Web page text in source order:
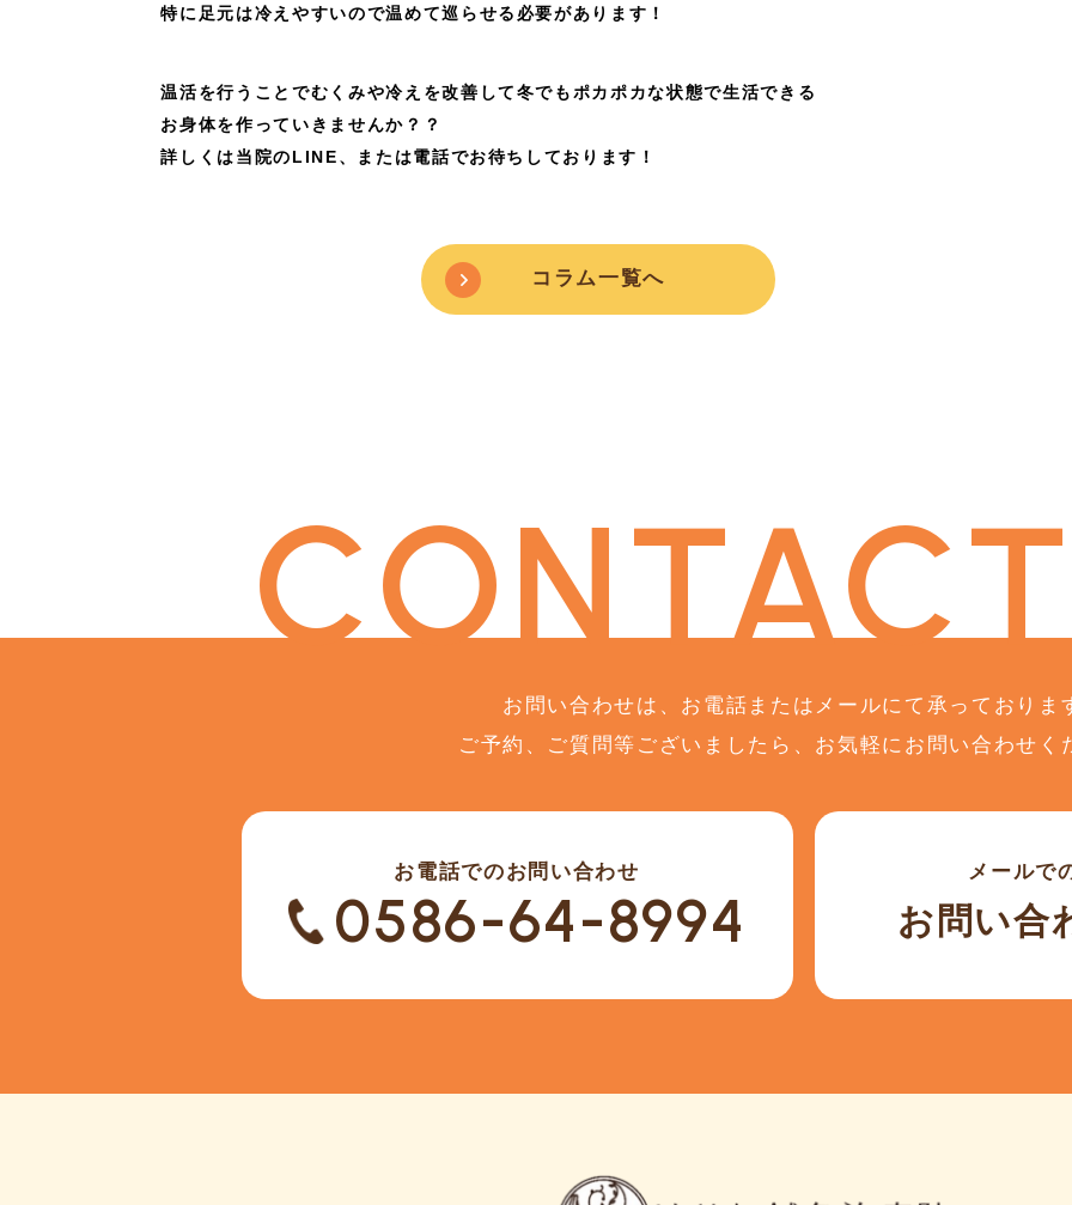
特に足元は冷えやすいので温めて巡らせる必要があります！
温活を行うことでむくみや冷えを改善して冬でもポカポカな状態で生活できる
お身体を作っていきませんか？？
詳しくは当院のLINE、または電話でお待ちしております！
コラム一覧へ
お問い合わせは、 お電話またはメールにて 承っておりま
ご予約、ご質問等ございましたら、 お気軽にお問い合わせく
お電話でのお問い合わせ
0586-64-8994
メールで
お問い合